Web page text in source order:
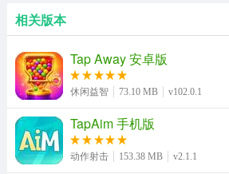
TapAim官网入口攻略-新手教程
相关版本
Tap Away 安卓版
休闲益智 73.10 MB v102.0.1
TapAim 手机版
动作射击 153.38 MB v2.1.1